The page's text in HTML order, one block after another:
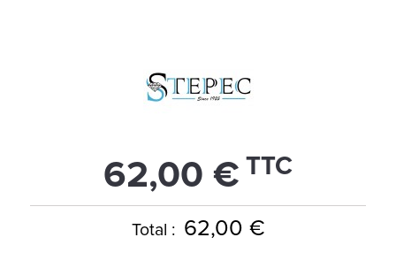
62,00 € TTC
Total : 62,00 €